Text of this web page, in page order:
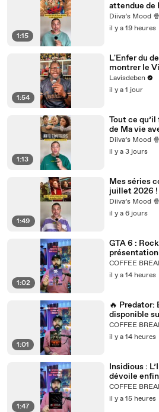
17
et ensuite un antagoniste qui
méchant ni forcément gentil,
des épisodes à thème,
combien d'épisodes à thème
série ?
01:2
6
Supernatural l'a notamment
Scooby-Doo,
dans Buffy contre les
en noir et blanc,
on a eu un épisode en mode
01:36
on a eu énormément de
et c'est vrai que tu peux te
01:40
il y a eu des vidéos YouTube
01:
il y a des mecs qui ont fait des
poussées là-dessus,
et là on est sur TikTok, je vais
10 minutes,
01:4
7
mais énormément de choses
les Vampires,
et qui ont révolutionné les
ont permis à d'autres séries de
éclairement.
01:5
Je t'invite vivement à voir cette
jamais vue.
1:15
attendue de
Disney+ dès
Diiva’s Mood
il y a 19 heures
1:54
L'Enfer du
montrer le
Lavisdeben
il y a 1 jour
1:13
Tout ce
de Ma vie
arrive le 6
Diiva’s Mood
il y a 3 jours
1:49
Mes séries
juillet 2026 !
absolument !
Diiva’s Mood
il y a 6 jours
1:02
GTA 6 :
présentation
COFFEE
il y a 14 heures
1:01
🔥 Predator:
disponible
COFFEE
il y a 14 heures
1:47
Insidious :
dévoile
COFFEE
il y a 15 heures